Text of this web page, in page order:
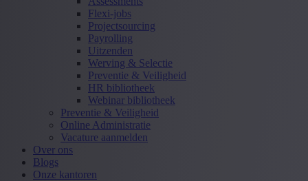
Flexi-jobs
Projectsourcing
Payrolling
Uitzenden
Werving & Selectie
Preventie & Veiligheid
HR bibliotheek
Webinar bibliotheek
Preventie & Veiligheid
Online Administratie
Vacature aanmelden
Over ons
Blogs
Onze kantoren